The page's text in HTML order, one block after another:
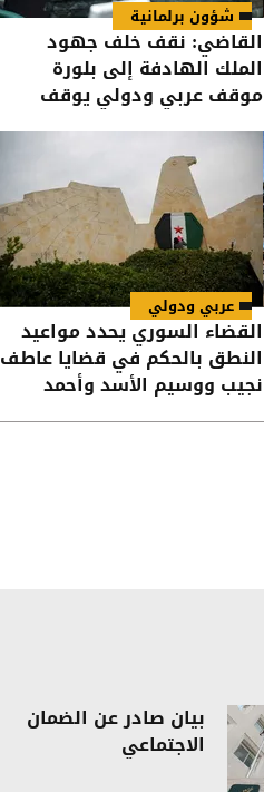
شؤون برلمانية
القاضي: نقف خلف جهود
الملك الهادفة إلى بلورة
موقف عربي ودولي يوقف
عربي ودولي
القضاء السوري يحدد مواعيد
النطق بالحكم في قضايا عاطف
نجيب ووسيم الأسد وأحمد
بيان صادر عن الضمان
الاجتماعي